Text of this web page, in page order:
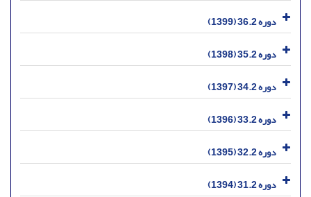
دوره 36.2 (1399)
دوره 35.2 (1398)
دوره 34.2 (1397)
دوره 33.2 (1396)
دوره 32.2 (1395)
دوره 31.2 (1394)